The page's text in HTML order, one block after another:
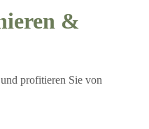
&
profitieren Sie von